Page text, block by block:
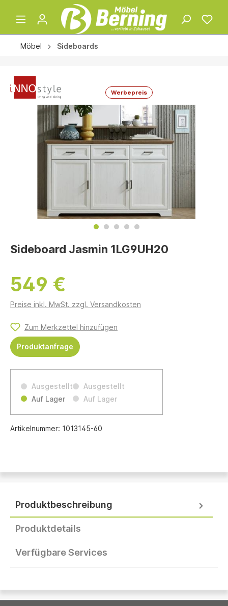
Möbel Sideboards
Werbepreis
Sideboard Jasmin 1LG9UH20
549 €
Preise inkl. MwSt. zzgl. Versandkosten
Zum Merkzettel hinzufügen
Produktanfrage
Ausgestellt
Auf Lager
Ausgestellt
Auf Lager
Artikelnummer: 1013145-60
Produktbeschreibung
Produktdetails
Verfügbare Services